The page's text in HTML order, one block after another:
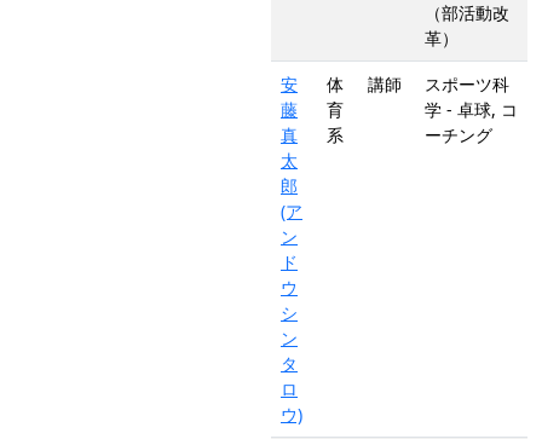
（部活動改
革）
安
藤
真
太
郎
(ア
ン
ド
ウ
シ
ン
タ
ロ
ウ)
体
育
系
講師
スポーツ科
学 - 卓球, コ
ーチング